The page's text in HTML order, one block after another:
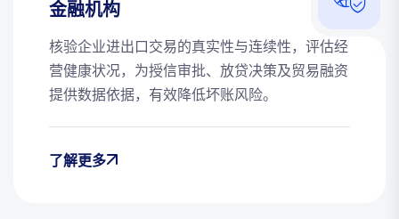
金融机构
核验企业进出口交易的真实性与连续性，评估经
营健康状况，为授信审批、放贷决策及贸易融资
提供数据依据，有效降低坏账风险。
了解更多